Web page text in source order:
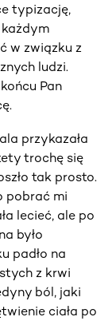
typizację,
w związku z
ludzi.
Pan
przykazała
trochę się
tak prosto.
pobrać mi
lecieć, ale po
było
padło na
z krwi
ból, jaki
ciała po